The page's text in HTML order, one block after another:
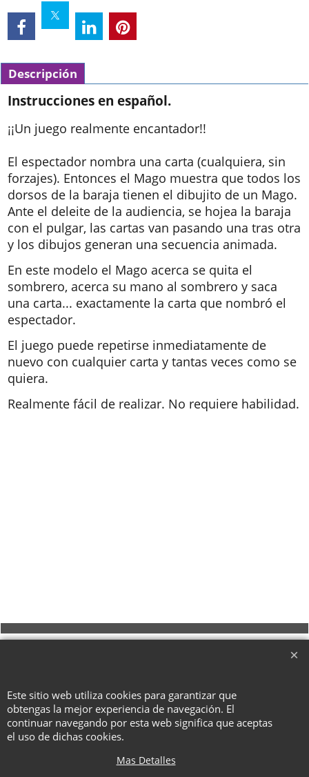
Descripción
Instrucciones en español.
¡¡Un juego realmente encantador!!
El espectador nombra una carta (cualquiera, sin
forzajes). Entonces el Mago muestra que todos los
dorsos de la baraja tienen el dibujito de un Mago.
Ante el deleite de la audiencia, se hojea la baraja
con el pulgar, las cartas van pasando una tras otra
y los dibujos generan una secuencia animada.
En este modelo el Mago acerca se quita el
sombrero, acerca su mano al sombrero y saca
una carta... exactamente la carta que nombró el
espectador.
El juego puede repetirse inmediatamente de
nuevo con cualquier carta y tantas veces como se
quiera.
Realmente fácil de realizar. No requiere habilidad.
Este sitio web utiliza cookies para garantizar que
obtengas la mejor experiencia de navegación. El
continuar navegando por esta web significa que aceptas
el uso de dichas cookies.
Mas Detalles